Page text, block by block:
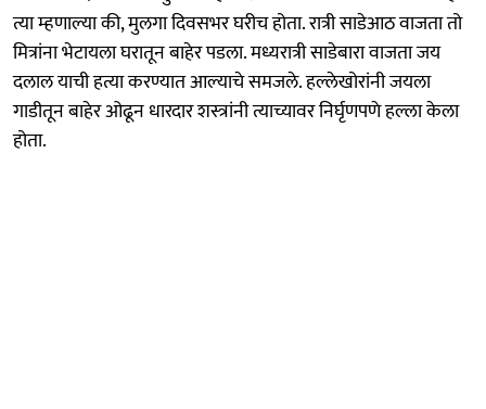
त्या म्हणाल्या की, मुलगा दिवसभर घरीच होता. रात्री साडेआठ वाजता तो
मित्रांना भेटायला घरातून बाहेर पडला. मध्यरात्री साडेबारा वाजता जय
दलाल याची हत्या करण्यात आल्याचे समजले. हल्लेखोरांनी जयला
गाडीतून बाहेर ओढून धारदार शस्त्रांनी त्याच्यावर निर्घृणपणे हल्ला केला
होता.